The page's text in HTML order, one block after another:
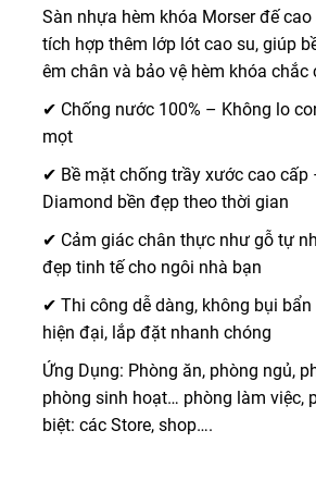
Sàn nhựa hèm khóa Morser đế
tích hợp thêm lớp lót cao su, giúp
êm chân và bảo vệ hèm khóa chắc
✔ Chống nước 100% – Không lo
mọt
✔ Bề mặt chống trầy xước cao cấp
Diamond bền đẹp theo thời gian
✔ Cảm giác chân thực như gỗ tự
đẹp tinh tế cho ngôi nhà bạn
✔ Thi công dễ dàng, không bụi
hiện đại, lắp đặt nhanh chóng
Ứng Dụng: Phòng ăn, phòng ngủ,
phòng sinh hoạt… phòng làm việc,
biệt: các Store, shop….